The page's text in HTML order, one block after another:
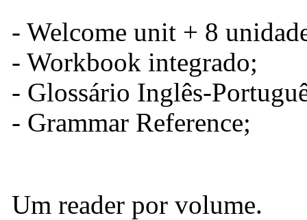
- Welcome unit + 8
- Workbook integrado;
- Glossário Inglês-
- Grammar Reference;
Um reader por volume.